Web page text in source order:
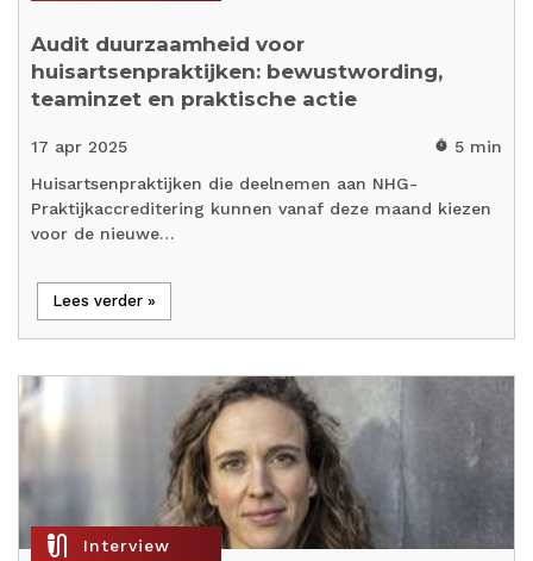
Audit duurzaamheid voor
huisartsenpraktijken: bewustwording,
teaminzet en praktische actie
17 apr 2025 timer 5 min
Huisartsenpraktijken die deelnemen aan NHG-
Praktijkaccreditering kunnen vanaf deze maand kiezen
voor de nieuwe…
Lees verder »
mic_external_on Interview